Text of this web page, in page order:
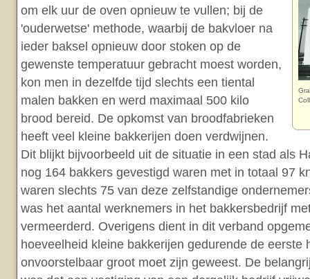
om elk uur de oven opnieuw te vullen; bij de
'ouderwetse' methode, waarbij de bakvloer na
ieder baksel opnieuw door stoken op de
gewenste temperatuur gebracht moest worden,
kon men in dezelfde tijd slechts een tiental
malen bakken en werd maximaal 500 kilo
brood bereid. De opkomst van broodfabrieken
heeft veel kleine bakkerijen doen verdwijnen.
Dit blijkt bijvoorbeeld uit de situatie in een stad als
nog 164 bakkers gevestigd waren met in totaal 97
waren slechts 75 van deze zelfstandige
was het aantal werknemers in het bakkersbedrijf
vermeerderd. Overigens dient in dit verband
hoeveelheid kleine bakkerijen gedurende de eerste
onvoorstelbaar groot moet zijn geweest. De